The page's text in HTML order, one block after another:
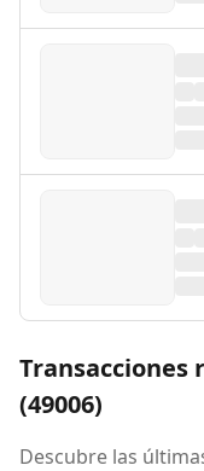
Transacciones
(49006)
Descubre las